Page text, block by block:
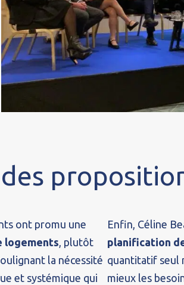
ont promu une
logements, plutôt
la nécessité
et systémique qui
Enfin, Céline
planification
quantitatif seul
mieux les